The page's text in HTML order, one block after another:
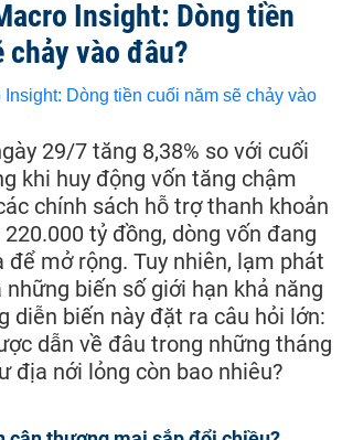
Insight: Dòng tiền
chảy vào đâu?
29/7 tăng 8,38% so với cuối
khi huy động vốn tăng chậm
chính sách hỗ trợ thanh khoản
tỷ đồng, dòng vốn đang
mở rộng. Tuy nhiên, lạm phát
biến số giới hạn khả năng
diễn biến này đặt ra câu hỏi lớn:
dẫn về đâu trong những tháng
địa nới lỏng còn bao nhiêu?